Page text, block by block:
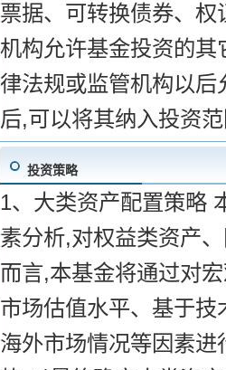
票据、可转换债券、
机构允许基金投资的
律法规或监管机构以
后,可以将其纳入投资
投资策略
1、大类资产配置策略
素分析,对权益类资产
而言,本基金将通过对
市场估值水平、基于
海外市场情况等因素